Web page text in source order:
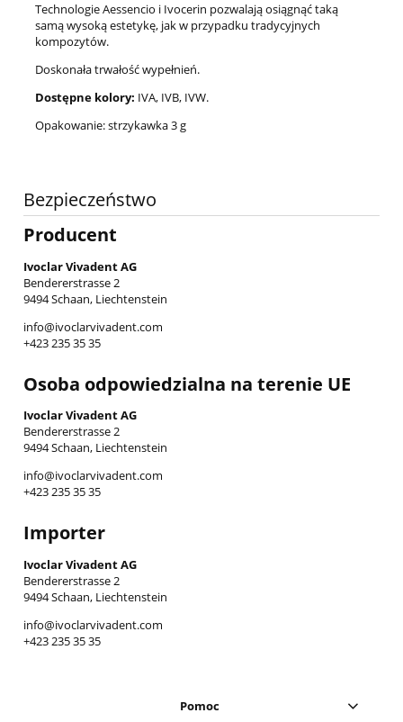
Technologie Aessencio i Ivocerin pozwalają osiągnąć taką
samą wysoką estetykę, jak w przypadku tradycyjnych
kompozytów.
Doskonała trwałość wypełnień.
Dostępne kolory: IVA, IVB, IVW.
Opakowanie: strzykawka 3 g
Bezpieczeństwo
Producent
Ivoclar Vivadent AG
Bendererstrasse 2
9494 Schaan, Liechtenstein
info@ivoclarvivadent.com
+423 235 35 35
Osoba odpowiedzialna na terenie UE
Ivoclar Vivadent AG
Bendererstrasse 2
9494 Schaan, Liechtenstein
info@ivoclarvivadent.com
+423 235 35 35
Importer
Ivoclar Vivadent AG
Bendererstrasse 2
9494 Schaan, Liechtenstein
info@ivoclarvivadent.com
+423 235 35 35
Pomoc